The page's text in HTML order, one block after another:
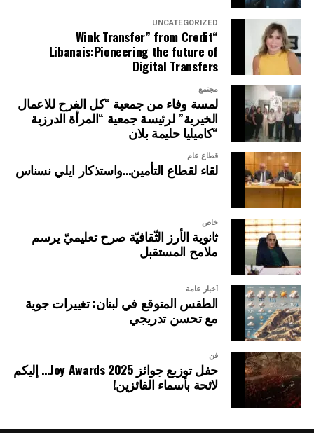
UNCATEGORIZED
“Wink Transfer” from Credit
Libanais:Pioneering the future of
Digital Transfers
مجتمع
لمسة وفاء من جمعية “كل الفرح للاعمال
الخيرية” لرئيسة جمعية “المرأة الدرزية
“كاميليا حليمة بلان
قطاع عام
لقاء لقطاع التأمين…واستذكار ايلي نسناس
خاص
ثانوية الأرز الثّقافيّة صرح تعليميّ يرسم
ملامح المستقبل
أخبار عامة
الطقس المتوقع في لبنان: تغييرات جوية
مع تحسن تدريجي
فن
حفل توزيع جوائز Joy Awards 2025… إليكم
لائحة بأسماء الفائزين!